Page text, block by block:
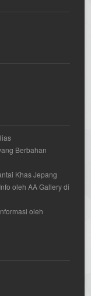
Berbahan
Khas Jepang
oleh AA Gallery di
oleh